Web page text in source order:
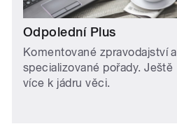
Odpolední Plus
Komentované zpravodajství a
specializované pořady. Ještě
více k jádru věci.